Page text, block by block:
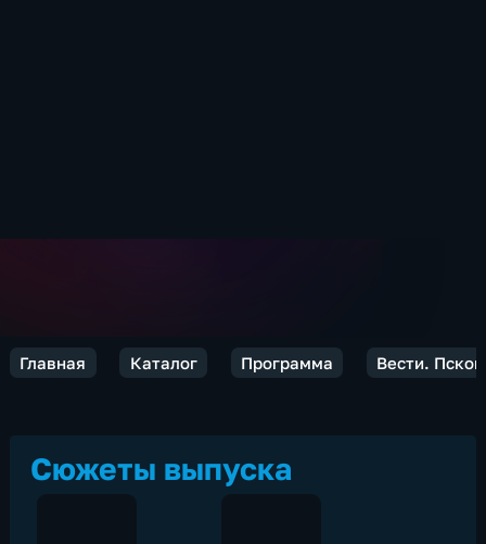
Главная Каталог Программа Вести. Псков
Сюжеты выпуска